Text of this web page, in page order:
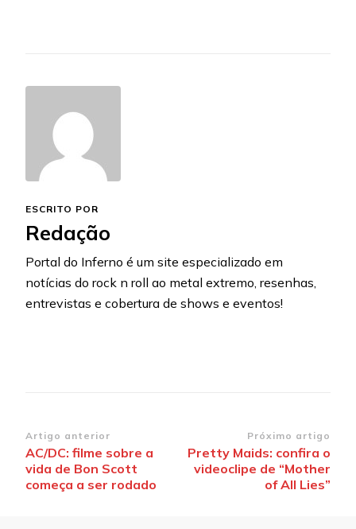
ESCRITO POR
Redação
Portal do Inferno é um site especializado em
notícias do rock n roll ao metal extremo, resenhas,
entrevistas e cobertura de shows e eventos!
Navegação
de
post
Artigo anterior
AC/DC: filme sobre a
vida de Bon Scott
começa a ser rodado
Próximo artigo
Pretty Maids: confira o
videoclipe de “Mother
of All Lies”